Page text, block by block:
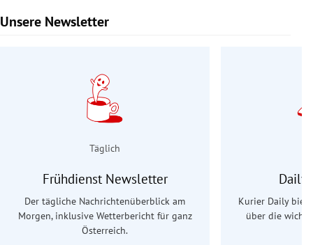
Unsere Newsletter
Slide 1 von 9
Täglich
Frühdienst Newsletter
Der tägliche Nachrichtenüberblick am
Morgen, inklusive Wetterbericht für ganz
Österreich.
Daily
Kurier Daily
über die